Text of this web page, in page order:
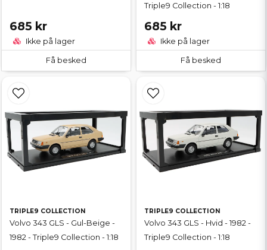
685 kr
Ikke på lager
Få besked
Triple9 Collection - 1:18
685 kr
Ikke på lager
Få besked
TRIPLE9 COLLECTION
Volvo 343 GLS - Gul-Beige -
1982 - Triple9 Collection - 1:18
TRIPLE9 COLLECTION
Volvo 343 GLS - Hvid - 1982 -
Triple9 Collection - 1:18